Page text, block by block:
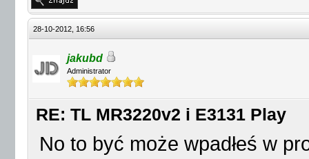
28-10-2012, 16:56
jakubd
Administrator
RE: TL MR3220v2 i E3131 Play
No to być może wpadłeś w